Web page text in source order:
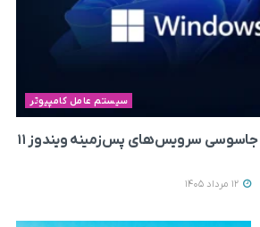
سیستم عامل کامپیوتر
مایکروسافت شایعات جاسوسی سرویس‌های پس‌زمینه ویندوز ۱۱